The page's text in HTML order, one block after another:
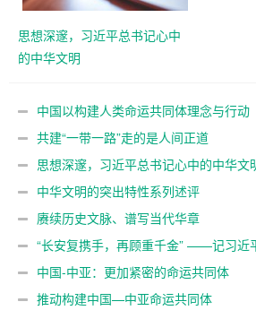
思想深邃，习近平总书记心中
的中华文明
中国以构建人类命运共同体理念与行动
共建“一带一路”走的是人间正道
思想深邃，习近平总书记心中的中华文
中华文明的突出特性系列述评
赓续历史文脉、谱写当代华章
“长安复携手，再顾重千金” ——记习近
会”时间中国-中亚：更加紧密的命运共同体
推动构建中国—中亚命运共同体